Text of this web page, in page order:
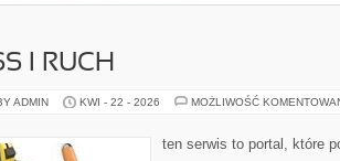
I RUCH
ADMIN KWI - 22 - 2026 MOŻLIWOŚĆ
ten serwis to portal, które